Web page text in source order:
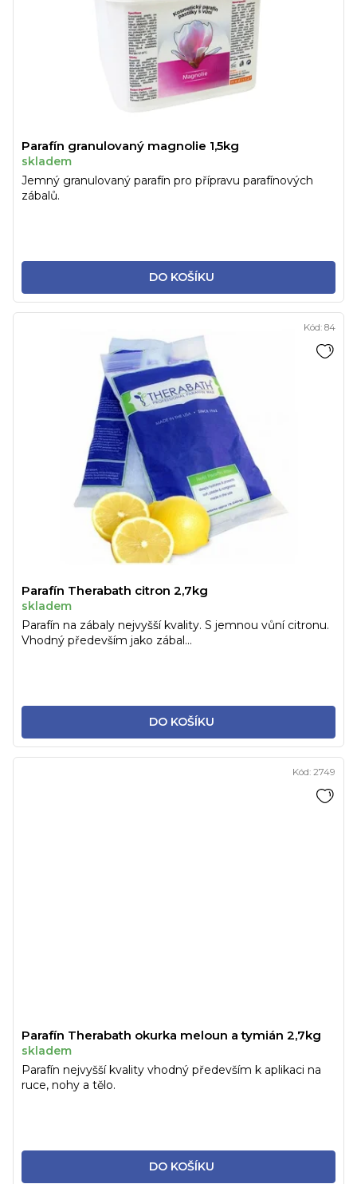
Parafín granulovaný magnolie 1,5kg
skladem
DO KOŠÍKU
Jemný granulovaný parafín pro přípravu parafínových
zábalů.
Parafín Therabath citron 2,7kg
skladem
DO KOŠÍKU
Parafín na zábaly nejvyšší kvality. S jemnou vůní citronu.
Vhodný především jako zábal...
Kód: 84
Parafín Therabath okurka meloun a tymián 2,7kg
skladem
DO KOŠÍKU
Parafín nejvyšší kvality vhodný především k aplikaci na
ruce, nohy a tělo.
Kód: 2749